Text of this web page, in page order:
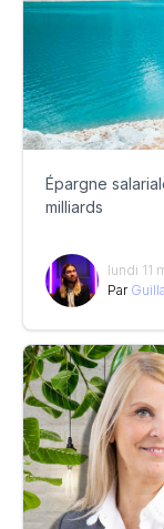
Épargne
milliards
lundi 11
Par